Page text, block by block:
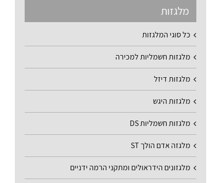
מלגזות
כל סוגי המלגזות
מלגזות חשמליות למכירה
מלגזות דיזל
מלגזות היגש
מלגזות חשמליות DS
מלגזה אדם הולך ST
מלגזונים הידראולים ומתקני הרמה ידניים